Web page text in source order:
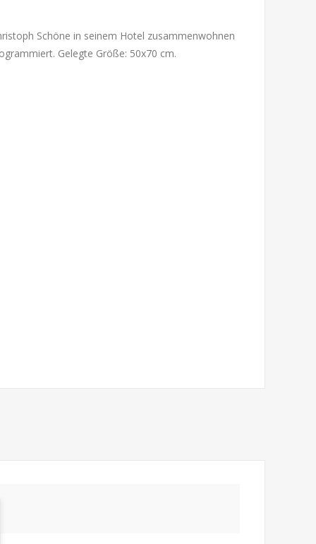
Schöne in seinem Hotel zusammenwohnen
Gelegte Größe: 50x70 cm.